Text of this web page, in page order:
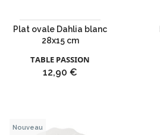
Plat ovale Dahlia blanc
28x15 cm
TABLE PASSION
Prix
12,90 €
Nouveau